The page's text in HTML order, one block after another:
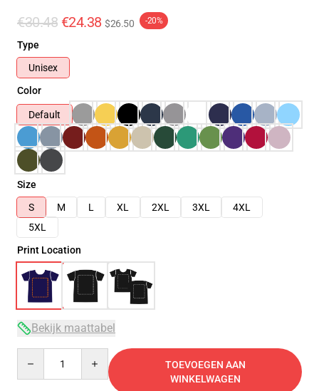
€30.48 €24.38 $26.50 -20%
Type
Unisex
Color
Default
Size
S
M L XL 2XL 3XL
4XL
5XL
Print Location
Bekijk maattabel
TOEVOEGEN AAN
WINKELWAGEN